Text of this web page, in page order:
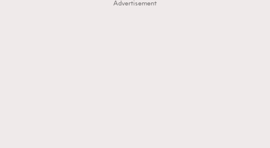
Advertisement